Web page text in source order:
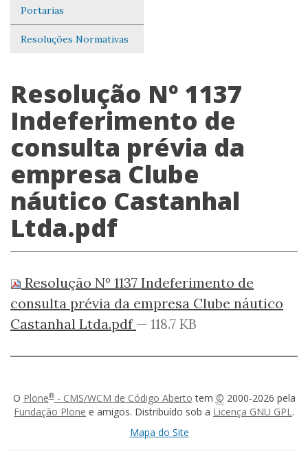
Portarias
Resoluções Normativas
Resolução Nº 1137
Indeferimento de
consulta prévia da
empresa Clube
náutico Castanhal
Ltda.pdf
Resolução Nº 1137 Indeferimento de
consulta prévia da empresa Clube náutico
Castanhal Ltda.pdf — 118.7 KB
O Plone®- CMS/WCM de Código Aberto tem © 2000-2026 pela
Fundação Plone e amigos. Distribuído sob a Licença GNU GPL.
Mapa do Site